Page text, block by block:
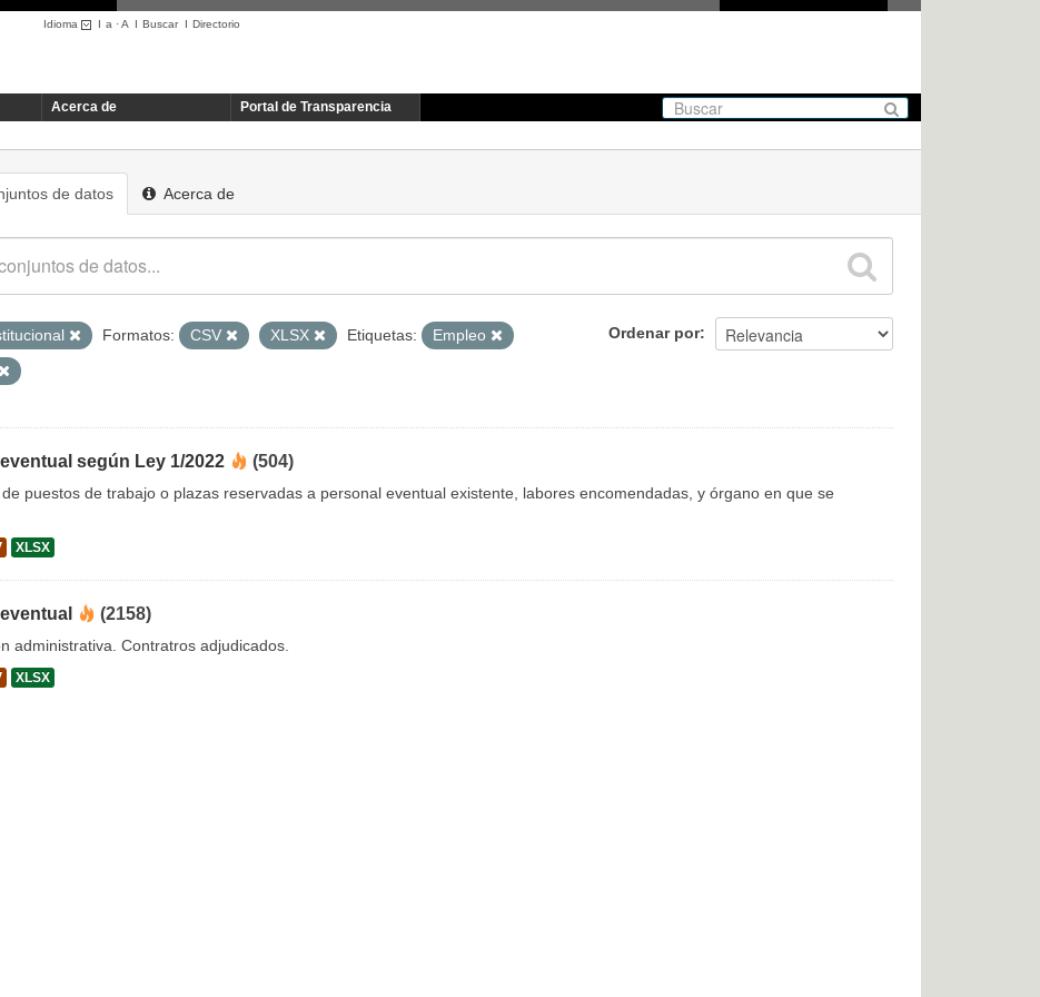
Idioma I a ·A I BuscarI Directorio
Acerca de Portal de Transparencia
de datos Acerca de
Ordenar por
Formatos: CSV XLSX Etiquetas:
Empleo
según Ley 1/2022 (504)
puestos de trabajo o plazas reservadas a personal eventual existente, labores encomendadas, y órgano en que se
XLSX
(2158)
administrativa. Contratros adjudicados.
XLSX